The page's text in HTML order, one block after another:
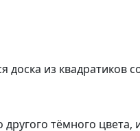
из квадратиков
тёмного